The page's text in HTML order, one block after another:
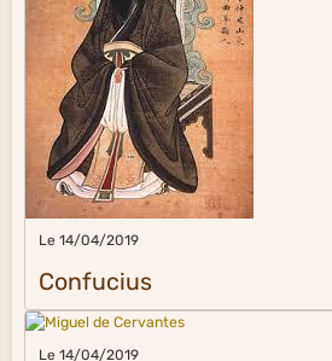
Le 14/04/2019
Confucius
Le 14/04/2019